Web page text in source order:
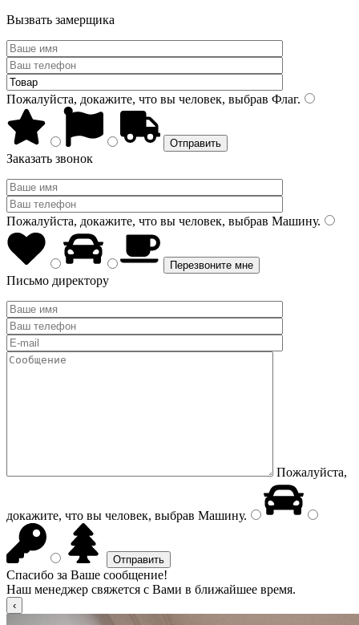
Вызвать замерщика
Пожалуйста, докажите, что вы человек, выбрав Флаг.
Заказать звонок
Пожалуйста, докажите, что вы человек, выбрав Машину.
Письмо директору
Пожалуйста,
докажите, что вы человек, выбрав Машину.
Спасибо за Ваше сообщение!
Наш менеджер свяжется с Вами в ближайшее время.